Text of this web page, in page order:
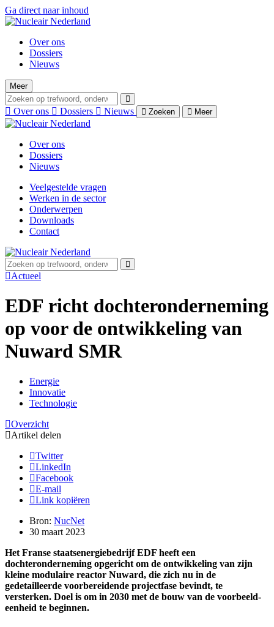
Ga direct naar inhoud
Over ons
Dossiers
Nieuws
Meer
Over ons Dossiers Nieuws Zoeken Meer
Over ons
Dossiers
Nieuws
Veelgestelde vragen
Werken in de sector
Onderwerpen
Downloads
Contact
Actueel
EDF richt dochteronderneming
op voor de ontwikkeling van
Nuward SMR
Energie
Innovatie
Technologie
Overzicht
Artikel delen
Twitter
LinkedIn
Facebook
E-mail
Link kopiëren
Bron: NucNet
30 maart 2023
Het Franse staatsenergiebedrijf EDF heeft een
dochteronderneming opgericht om de ontwikkeling van zijn
kleine modulaire reactor Nuward, die zich nu in de
gedetailleerde voorbereidende projectfase bevindt, te
versterken. Doel is om in 2030 met de bouw van de voorbeeld-
eenheid te beginnen.